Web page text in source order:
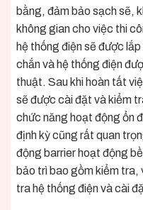
bằng, đảm bảo sạch sẽ,
không gian cho việc thi
hệ thống điện sẽ được
chắn và hệ thống điện
thuật. Sau khi hoàn tất
sẽ được cài đặt và kiểm
chức năng hoạt động ổn
định kỳ cũng rất quan
động barrier hoạt động
bảo trì bao gồm kiểm tra,
tra hệ thống điện và cài